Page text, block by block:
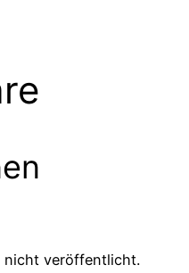
nicht veröffentlicht.